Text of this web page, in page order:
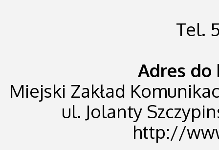
Tel.
Adres do
Miejski Zakład
ul. Jolanty
http://